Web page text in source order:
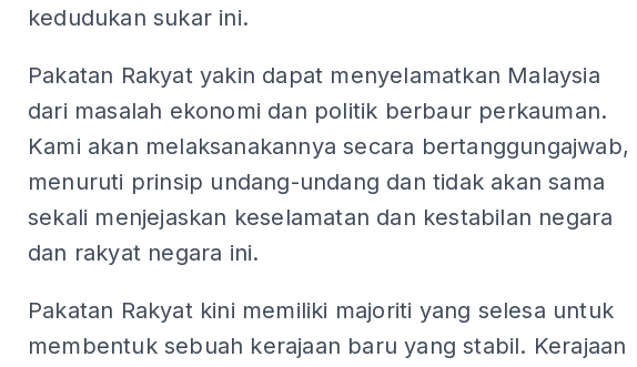
kedudukan sukar ini.
Pakatan Rakyat yakin dapat menyelamatkan Malaysia
dari masalah ekonomi dan politik berbaur perkauman.
Kami akan melaksanakannya secara bertanggungajwab,
menuruti prinsip undang-undang dan tidak akan sama
sekali menjejaskan keselamatan dan kestabilan negara
dan rakyat negara ini.
Pakatan Rakyat kini memiliki majoriti yang selesa untuk
membentuk sebuah kerajaan baru yang stabil. Kerajaan